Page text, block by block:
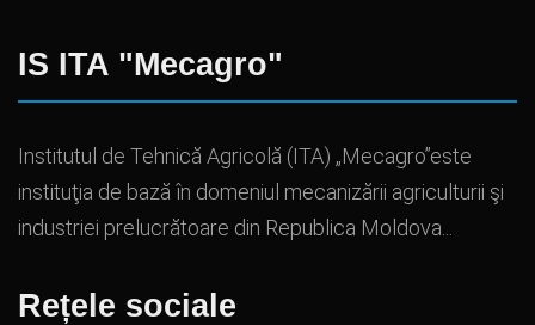
IS ITA "Mecagro"
Institutul de Tehnică Agricolă (ITA) „Mecagro”este
instituţia de bază în domeniul mecanizării agriculturii şi
industriei prelucrătoare din Republica Moldova...
Rețele sociale